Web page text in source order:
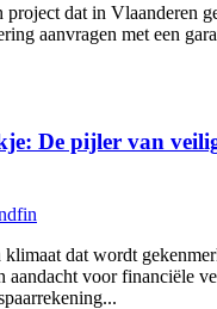
dat in Vlaanderen
aanvragen met een
De pijler van
klimaat dat wordt
aandacht voor financiële